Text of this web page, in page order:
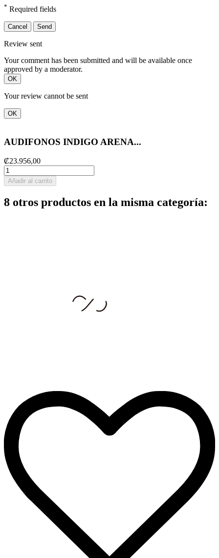
* Required fields
Cancel Send
Review sent
Your comment has been submitted and will be available once
approved by a moderator.
OK
Your review cannot be sent
OK
AUDIFONOS INDIGO ARENA...
₡23.956,00
Añadir al carrito
8 otros productos en la misma categoría: